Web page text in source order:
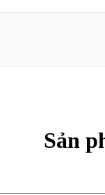
Sản